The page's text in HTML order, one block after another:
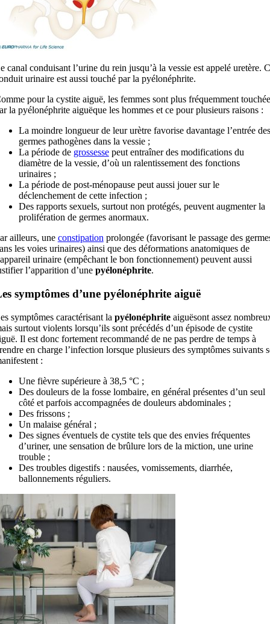
canal conduisant l’urine du rein jusqu’à la vessie est appelé uretère.
urinaire est aussi touché par la pyélonéphrite.
pour la cystite aiguë, les femmes sont plus fréquemment
la pyélonéphrite aiguëque les hommes et ce pour plusieurs raisons :
La moindre longueur de leur urètre favorise davantage l’entrée des
germes pathogènes dans la vessie ;
La période de grossessepeut entraîner des modifications du
diamètre de la vessie, d’où un ralentissement des fonctions
urinaires ;
La période de post-ménopause peut aussi jouer sur le
déclenchement de cette infection ;
Des rapports sexuels, surtout non protégés, peuvent augmenter la
prolifération de germes anormaux.
ailleurs, une constipation prolongée (favorisant le passage des
les voies urinaires) ainsi que des déformations anatomiques de
urinaire (empêchant le bon fonctionnement) peuvent aussi
l’apparition d’une pyélonéphrite.
symptômes d’une pyélonéphrite aiguë
symptômes caractérisant la pyélonéphriteaiguësont assez
surtout violents lorsqu’ils sont précédés d’un épisode de cystite
Il est donc fortement recommandé de ne pas perdre de temps à
en charge l’infection lorsque plusieurs des symptômes suivants
:
Une fièvre supérieure à 38,5 °C ;
Des douleurs de la fosse lombaire, en général présentes d’un seul
côté et parfois accompagnées de douleurs abdominales ;
Des frissons ;
Un malaise général ;
Des signes éventuels de cystite tels que des envies fréquentes
d’uriner, une sensation de brûlure lors de la miction, une urine
trouble ;
Des troubles digestifs : nausées, vomissements, diarrhée,
ballonnements réguliers.